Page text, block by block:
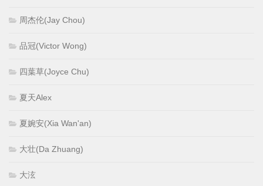
周杰伦(Jay Chou)
品冠(Victor Wong)
四葉草(Joyce Chu)
夏天Alex
夏婉安(Xia Wan'an)
大壮(Da Zhuang)
大泫